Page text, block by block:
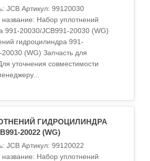
JCB Артикул: 99120030
Набор уплотнений
991-20030/JCB991-20030 (WG)
гидроцилиндра 991-
Запчасть для
уточнения совместимости
ГИДРОЦИЛИНДРА
20022 (WG)
JCB Артикул: 99120022
Набор уплотнений